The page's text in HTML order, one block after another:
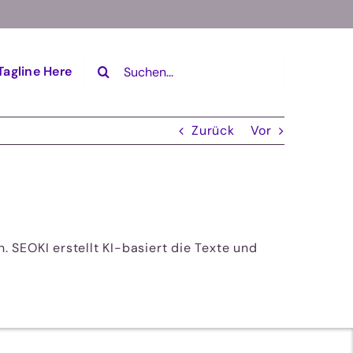
Here
nach:
Zurück Vor
SEOKI erstellt KI-basiert die Texte und